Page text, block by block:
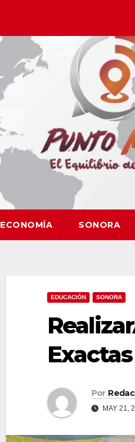
ECONOMÍA SONORA
EDUCACIÓN SONORA
Por
MAY 21,